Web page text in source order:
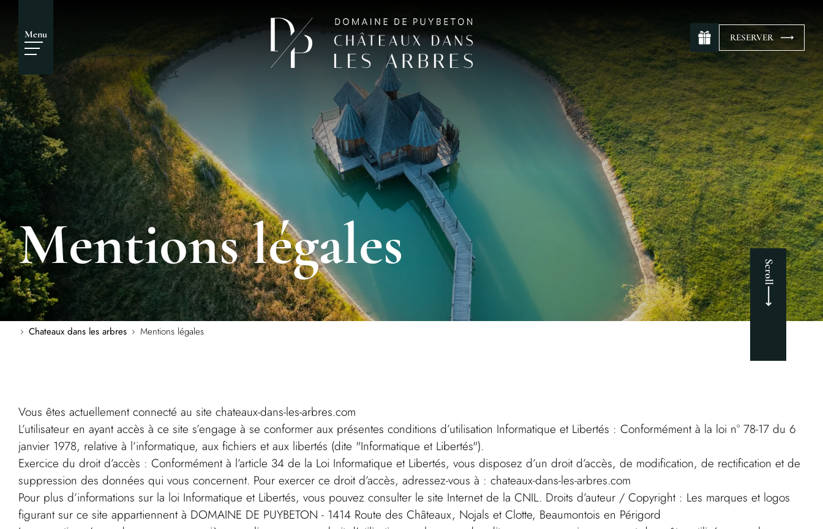
Menu RESERVER
Mentions légales
Chateaux dans les arbres Mentions légales
Scroll
Vous êtes actuellement connecté au site chateaux-dans-les-arbres.com
L’utilisateur en ayant accès à ce site s’engage à se conformer aux présentes conditions d’utilisation Informatique et Libertés : Conformément à la loi n° 78-17 du 6
janvier 1978, relative à l’informatique, aux fichiers et aux libertés (dite "Informatique et Libertés").
Exercice du droit d’accès : Conformément à l’article 34 de la Loi Informatique et Libertés, vous disposez d’un droit d’accès, de modification, de rectification et de
suppression des données qui vous concernent. Pour exercer ce droit d’accès, adressez-vous à : chateaux-dans-les-arbres.com
Pour plus d’informations sur la loi Informatique et Libertés, vous pouvez consulter le site Internet de la CNIL. Droits d’auteur / Copyright : Les marques et logos
figurant sur ce site appartiennent à DOMAINE DE PUYBETON - 1414 Route des Châteaux, Nojals et Clotte, Beaumontois en Périgord